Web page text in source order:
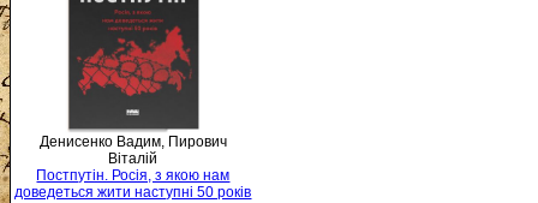
Денисенко Вадим, Пирович
Віталій
Постпутін. Росія, з якою нам
доведеться жити наступні 50 років